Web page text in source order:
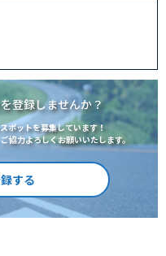
登録しませんか？
ポットを募集しています！
協力よろしくお願いいたします。
する